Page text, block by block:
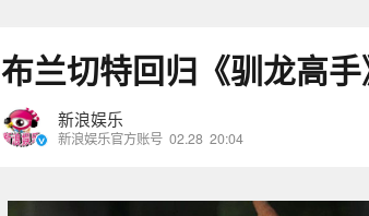
布兰切特回归《驯龙高
新浪娱乐
新浪娱乐官方账号 02.28 20:04